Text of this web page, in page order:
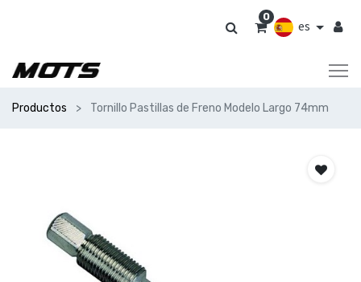
es
0
Productos Tornillo Pastillas de Freno Modelo Largo 74mm